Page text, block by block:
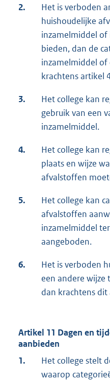
2.
Het is verboden
huishoudelijke
inzamelmiddel of
bieden, dan de
inzamelmiddel of
krachtens artikel
3.
Het college kan
gebruik van een
inzamelmiddel.
4.
Het college kan
plaats en wijze
afvalstoffen
5.
Het college kan
afvalstoffen
inzamelmiddel
aangeboden.
6.
Het is verboden
een andere wijze
dan krachtens
Artikel 11 Dagen en
aanbieden
1.
Het college stelt
waarop